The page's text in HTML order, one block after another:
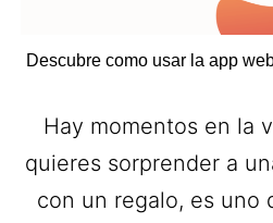
Descubre como usar la app
Hay momentos en la
quieres sorprender a
con un regalo, es uno